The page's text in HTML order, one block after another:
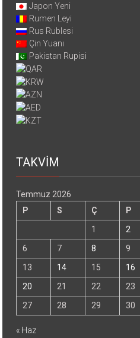
Japon Yeni
Rumen Leyi
Rus Rublesi
Çin Yuanı
Pakistan Rupisi
TAKVİM
Temmuz 2026
P
S Ç P
1
2
6
7 8 9
13
14 15 16
20
21 22 23
27
28 29 30
« Haz